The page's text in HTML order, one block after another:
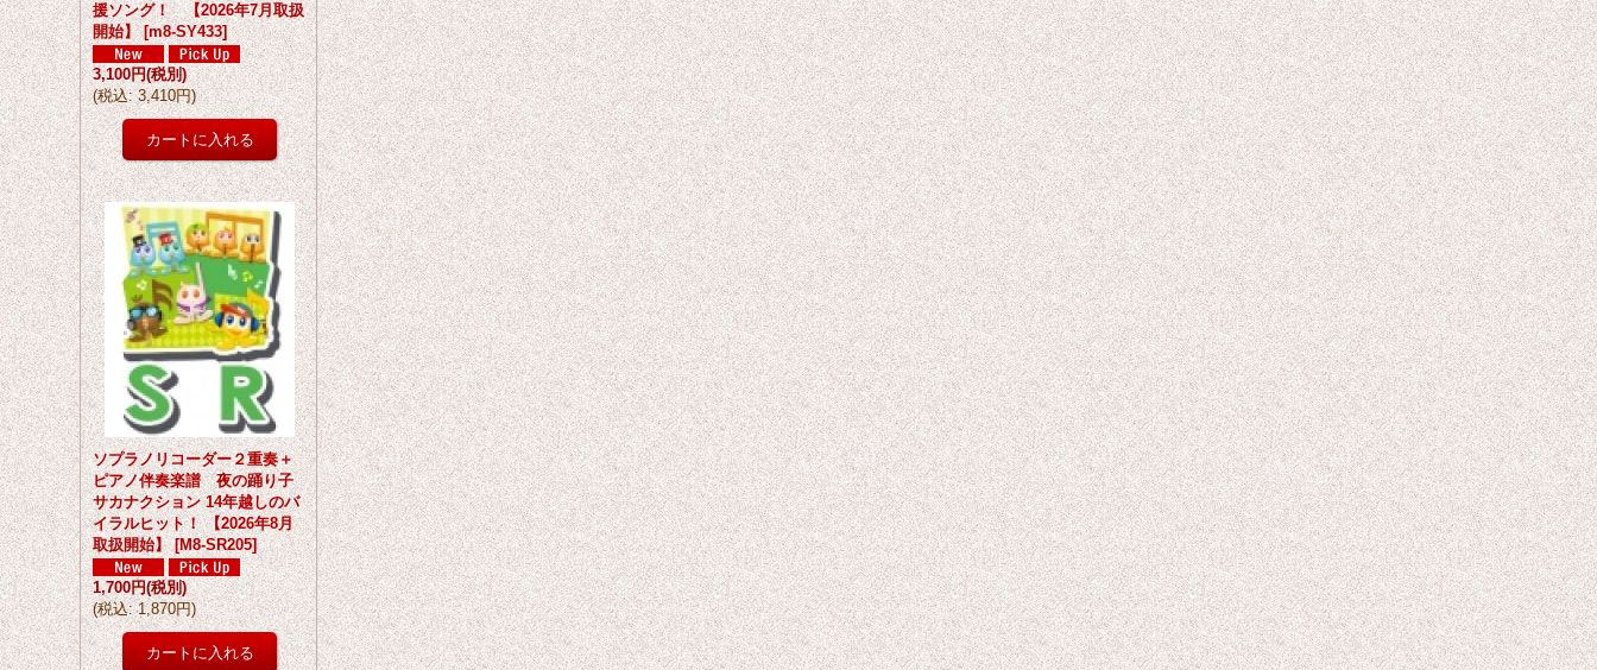
援ソング！ 【2026年7月取扱
開始】 [m8-SY433]
3,100円(税別)
(税込: 3,410円)
ソプラノリコーダー２重奏＋
ピアノ伴奏楽譜 夜の踊り子
サカナクション 14年越しのバ
イラルヒット！ 【2026年8月
取扱開始】 [M8-SR205]
1,700円(税別)
(税込: 1,870円)